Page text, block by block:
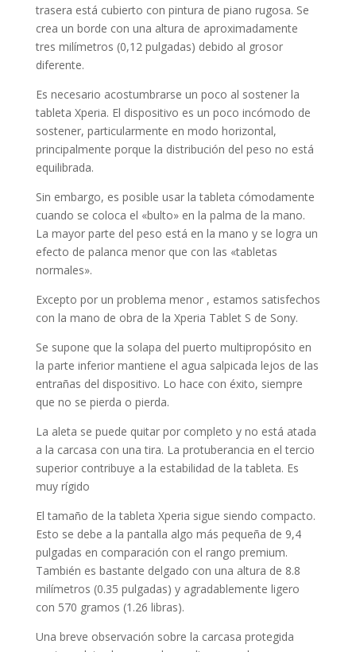
trasera está cubierto con pintura de piano rugosa. Se
crea un borde con una altura de aproximadamente
tres milímetros (0,12 pulgadas) debido al grosor
diferente.
Es necesario acostumbrarse un poco al sostener la
tableta Xperia. El dispositivo es un poco incómodo de
sostener, particularmente en modo horizontal,
principalmente porque la distribución del peso no está
equilibrada.
Sin embargo, es posible usar la tableta cómodamente
cuando se coloca el «bulto» en la palma de la mano.
La mayor parte del peso está en la mano y se logra un
efecto de palanca menor que con las «tabletas
normales».
Excepto por un problema menor , estamos satisfechos
con la mano de obra de la Xperia Tablet S de Sony.
Se supone que la solapa del puerto multipropósito en
la parte inferior mantiene el agua salpicada lejos de las
entrañas del dispositivo. Lo hace con éxito, siempre
que no se pierda o pierda.
La aleta se puede quitar por completo y no está atada
a la carcasa con una tira. La protuberancia en el tercio
superior contribuye a la estabilidad de la tableta. Es
muy rígido
El tamaño de la tableta Xperia sigue siendo compacto.
Esto se debe a la pantalla algo más pequeña de 9,4
pulgadas en comparación con el rango premium.
También es bastante delgado con una altura de 8.8
milímetros (0.35 pulgadas) y agradablemente ligero
con 570 gramos (1.26 libras).
Una breve observación sobre la carcasa protegida